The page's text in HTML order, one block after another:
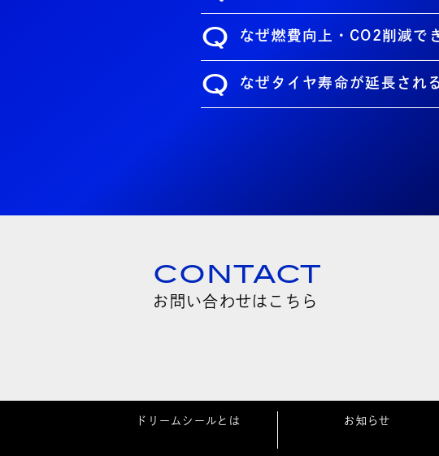
Q
なぜ燃費向上・CO2削減で
Q なぜタイヤ寿命が延長され
CONTACT
お問い合わせはこちら
ドリームシールとは お知らせ